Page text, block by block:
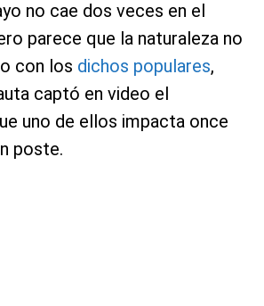
no cae dos veces en el
parece que la naturaleza no
con los dichos populares,
captó en video el
uno de ellos impacta once
poste.